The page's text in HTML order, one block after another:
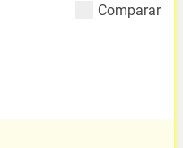
Comparar